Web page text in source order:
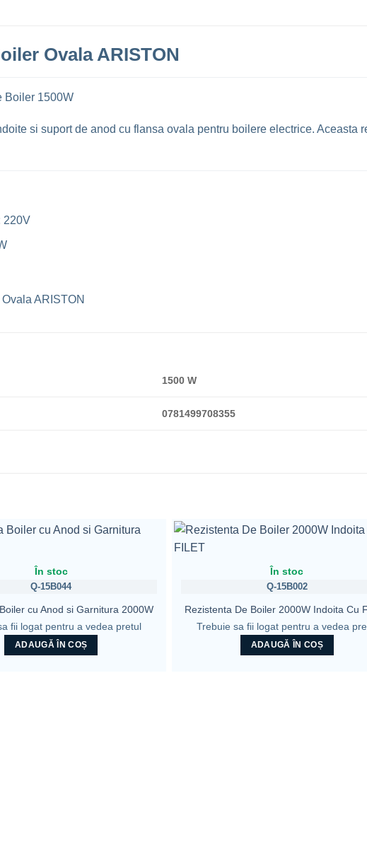
Ovala ARISTON
Boiler 1500W
si suport de anod cu flansa ovala pentru boilere electrice. Aceasta
220V
ARISTON
1500 W
0781499708355
În stoc
Q-15B044
cu Anod si Garnitura 2000W
fii logat pentru a vedea pretul
ADAUGĂ ÎN COȘ
În stoc
Q-15B002
Rezistenta De Boiler 2000W Indoita Cu
Trebuie sa fii logat pentru a vedea
ADAUGĂ ÎN COȘ